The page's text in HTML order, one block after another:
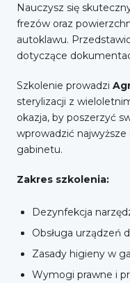
Nauczysz się
frezów oraz
autoklawu.
dotyczące
Szkolenie prowadzi
sterylizacji z
okazja, by poszerzyć
wprowadzić
gabinetu.
Zakres szkolenia:
Dezynfekcja
Obsługa urządzeń
Zasady higieny w
Wymogi prawne i